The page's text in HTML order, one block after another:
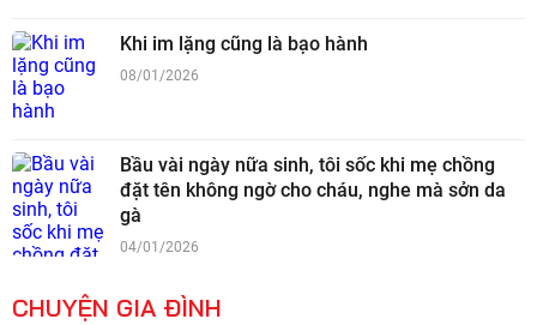
Khi im lặng cũng là bạo hành
08/01/2026
Bầu vài ngày nữa sinh, tôi sốc khi mẹ chồng
đặt tên không ngờ cho cháu, nghe mà sởn da
gà
04/01/2026
CHUYỆN GIA ĐÌNH